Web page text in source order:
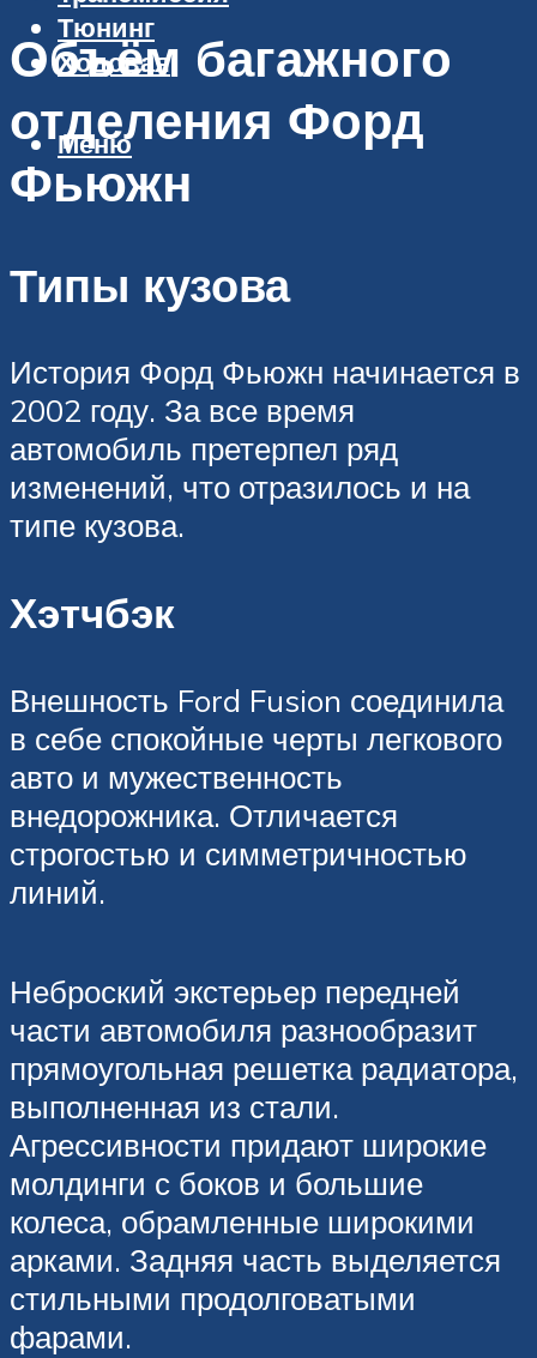
Тюнинг
Ходовая
Меню
Объём багажного
отделения Форд
Фьюжн
Типы кузова
История Форд Фьюжн начинается в
2002 году. За все время
автомобиль претерпел ряд
изменений, что отразилось и на
типе кузова.
Хэтчбэк
Внешность Ford Fusion соединила
в себе спокойные черты легкового
авто и мужественность
внедорожника. Отличается
строгостью и симметричностью
линий.
Неброский экстерьер передней
части автомобиля разнообразит
прямоугольная решетка радиатора,
выполненная из стали.
Агрессивности придают широкие
молдинги с боков и большие
колеса, обрамленные широкими
арками. Задняя часть выделяется
стильными продолговатыми
фарами.